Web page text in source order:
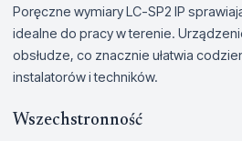
Poręczne wymiary LC-SP2 IP
idealne do pracy w terenie.
obsłudze, co znacznie ułatwia
instalatorów i techników.
Wszechstronność